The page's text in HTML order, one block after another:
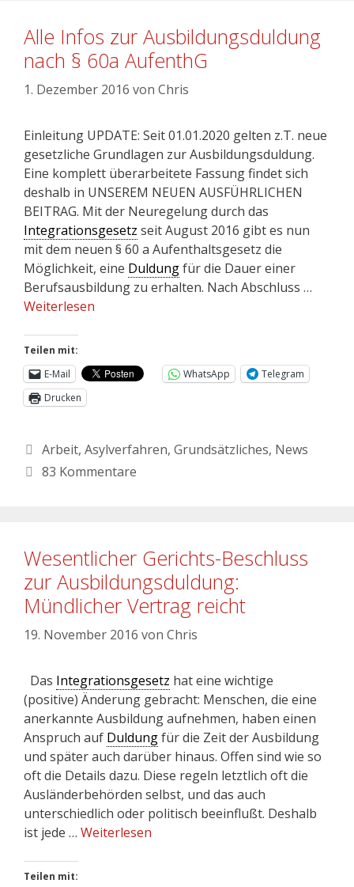
Alle Infos zur Ausbildungsduldung
nach § 60a AufenthG
1. Dezember 2016 von Chris
Einleitung UPDATE: Seit 01.01.2020 gelten z.T. neue
gesetzliche Grundlagen zur Ausbildungsduldung.
Eine komplett überarbeitete Fassung findet sich
deshalb in UNSEREM NEUEN AUSFÜHRLICHEN
BEITRAG. Mit der Neuregelung durch das
Integrationsgesetz seit August 2016 gibt es nun
mit dem neuen § 60 a Aufenthaltsgesetz die
Möglichkeit, eine Duldungfür die Dauer einer
Berufsausbildung zu erhalten. Nach Abschluss …
Weiterlesen
Teilen mit:
E-Mail
WhatsApp
Telegram
Drucken
Arbeit, Asylverfahren, Grundsätzliches, News
83 Kommentare
Wesentlicher Gerichts-Beschluss
zur Ausbildungsduldung:
Mündlicher Vertrag reicht
19. November 2016 von Chris
Das Integrationsgesetz hat eine wichtige
(positive) Änderung gebracht: Menschen, die eine
anerkannte Ausbildung aufnehmen, haben einen
Anspruch auf Duldungfür die Zeit der Ausbildung
und später auch darüber hinaus. Offen sind wie so
oft die Details dazu. Diese regeln letztlich oft die
Ausländerbehörden selbst, und das auch
unterschiedlich oder politisch beeinflußt. Deshalb
ist jede … Weiterlesen
Teilen mit: